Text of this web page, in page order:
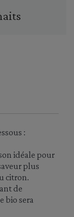
:
idéale pour
plus
citron.
de
bio sera